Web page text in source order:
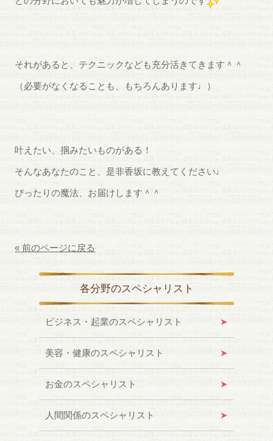
それがあると、テクニックなども充分活きてきます＾＾
（必要がなくなることも、もちろんあります♩）
叶えたい、掴みたいものがある！
そんなあなたのこと、是非香坂に教えてください♩
ぴったりの魔法、お届けします＾＾
« 前のページに戻る
各分野のスペシャリスト
ビジネス・起業のスペシャリスト
美容・健康のスペシャリスト
お金のスペシャリスト
人間関係のスペシャリスト